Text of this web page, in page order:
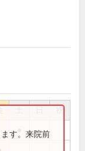
祝
す。来院前